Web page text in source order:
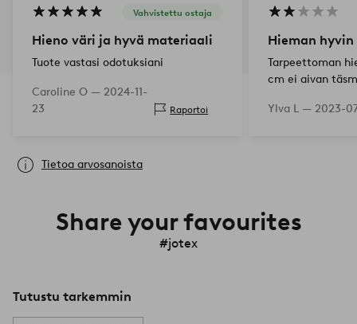
Vahvistettu ostaja
Hieno väri ja hyvä materiaali
Tuote vastasi odotuksiani
Caroline O — 2024-11-
23
Raportoi
Hieman hyvin
Tarpeettoman
cm ei aivan
suuntiin
Ylva L — 2023-
Tietoa arvosanoista
Share your favourites
#jotex
Tutustu tarkemmin